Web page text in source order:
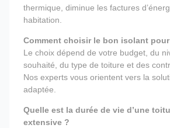
thermique, diminue les factures
habitation.
Comment choisir le bon isolant
Le choix dépend de votre budget, du
souhaité, du type de toiture et des
Nos experts vous orientent vers la
adaptée.
Quelle est la durée de vie d’une
extensive ?